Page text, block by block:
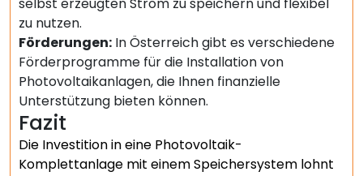
zu nutzen.
Förderungen: In Österreich gibt es verschiedene
Förderprogramme für die Installation von
Photovoltaikanlagen, die Ihnen finanzielle
Unterstützung bieten können.
Fazit
Die Investition in eine Photovoltaik-
Komplettanlage mit einem Speichersystem lohnt